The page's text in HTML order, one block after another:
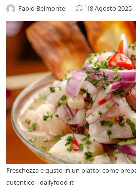
Fabio Belmonte - 18 Agosto 2025
Freschezza e gusto in un piatto: come
autentico - dailyfood.it